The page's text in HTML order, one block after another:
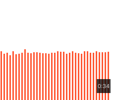
0:34